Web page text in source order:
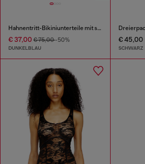
Hahnentritt-Bikiniunterteile mit seitlichen Bändern
€ 37,00 € 75,00-50%
DUNKELBLAU
€ 45,00
SCHWARZ